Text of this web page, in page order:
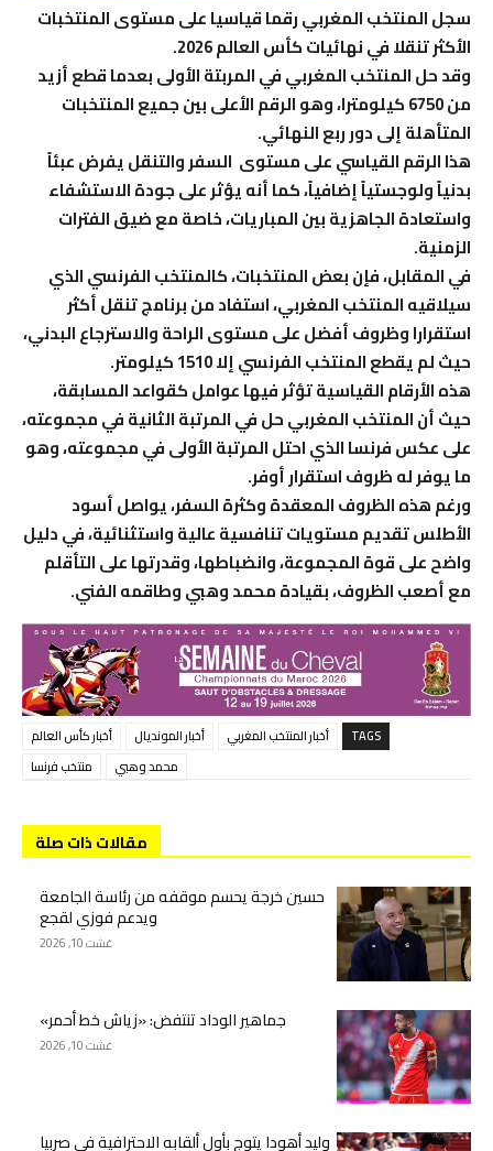
سجل المنتخب المغربي رقما قياسيا على مستوى المنتخبات
الأكثر تنقلا في نهائيات كأس العالم 2026.
وقد حل المنتخب المغربي في المربتة الأولى بعدما قطع أزيد
من 6750 كيلومترا، وهو الرقم الأعلى بين جميع المنتخبات
المتأهلة إلى دور ربع النهائي.
هذا الرقم القياسي على مستوى السفر والتنقل يفرض عبئاً
بدنياً ولوجستياً إضافياً، كما أنه يؤثر على جودة الاستشفاء
واستعادة الجاهزية بين المباريات، خاصة مع ضيق الفترات
الزمنية.
في المقابل، فإن بعض المنتخبات، كالمنتخب الفرنسي الذي
سيلاقيه المنتخب المغربي، استفاد من برنامج تنقل أكثر
استقرارا وظروف أفضل على مستوى الراحة والاسترجاع البدني،
حيث لم يقطع المنتخب الفرنسي إلا 1510 كيلومتر.
هذه الأرقام القياسية تؤثر فيها عوامل كقواعد المسابقة،
حيث أن المنتخب المغربي حل في المرتبة الثانية في مجموعته،
على عكس فرنسا الذي احتل المرتبة الأولى في مجموعته، وهو
ما يوفر له ظروف استقرار أوفر.
ورغم هذه الظروف المعقدة وكثرة السفر، يواصل أسود
الأطلس تقديم مستويات تنافسية عالية واستثنائية، في دليل
واضح على قوة المجموعة، وانضباطها، وقدرتها على التأقلم
مع أصعب الظروف، بقيادة محمد وهبي وطاقمه الفني.
TAGS أخبار المنتخب المغربي أخبار المونديال
أخبار كأس العالم
محمد وهبي
منتخب فرنسا
مقالات ذات صلة
حسين خرجة يحسم موقفه من رئاسة الجامعة
ويدعم فوزي لقجع
غشت 10, 2026
جماهير الوداد تنتفض: «زياش خط أحمر»
غشت 10, 2026
وليد أهودا يتوج بأول ألقابه الاحترافية في صربيا